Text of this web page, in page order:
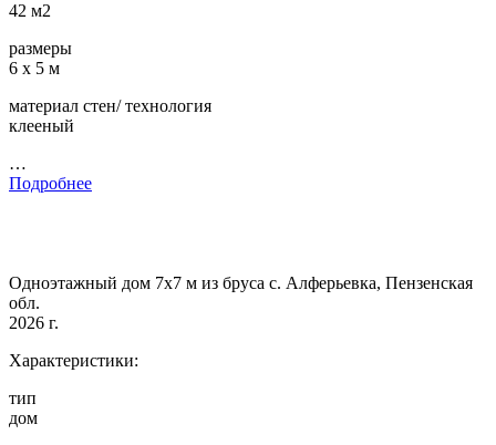
42 м2
размеры
6 х 5 м
материал стен/ технология
клееный
…
Подробнее
Одноэтажный дом 7х7 м из бруса с. Алферьевка, Пензенская
обл.
2026 г.
Характеристики:
тип
дом